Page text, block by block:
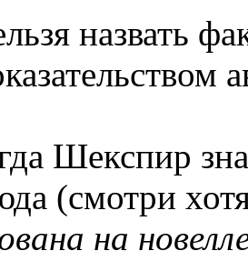
назвать
Шекспир
(смотри
на